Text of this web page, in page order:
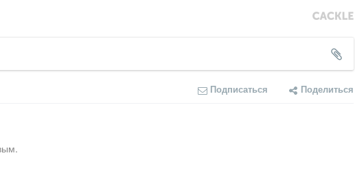
Подписаться Поделиться